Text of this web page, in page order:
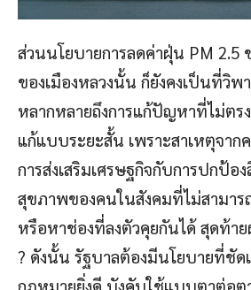
ส่วนนโยบายการลดค่าฝุ่น PM 2.5
ของเมืองหลวงนั้น ก็ยังคงเป็นที่วิพ
หลากหลายถึงการแก้ปัญหาที่ไม่ตร
แก้แบบระยะสั้น เพราะสาเหตุจาก
การส่งเสริมเศรษฐกิจกับการปกป้อ
สุขภาพของคนในสังคมที่ไม่สามาร
หรือหาช่องที่ลงตัวคุยกันได้ สุดท้า
? ดังนั้น รัฐบาลต้องมีนโยบายที่ชัด